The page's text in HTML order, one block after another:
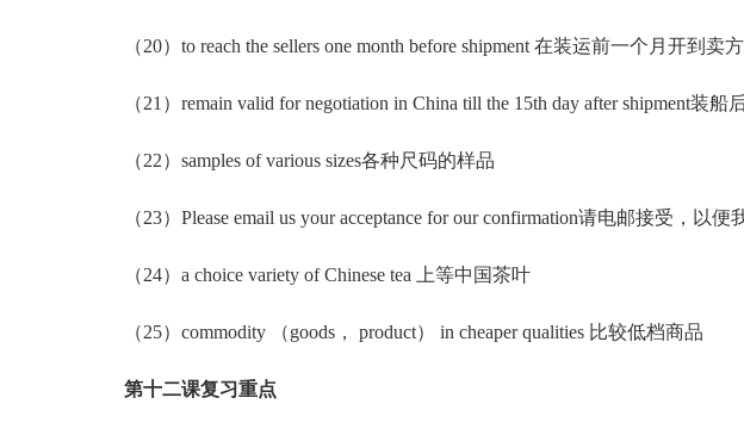
（20）to reach the sellers one month before shipment 在装运前一个月开到卖方
（21）remain valid for negotiation in China till the 15th day after shipment装船
（22）samples of various sizes各种尺码的样品
（23）Please email us your acceptance for our confirmation请电邮接受，以便
（24）a choice variety of Chinese tea 上等中国茶叶
（25）commodity （goods， product） in cheaper qualities 比较低档商品
第十二课复习重点